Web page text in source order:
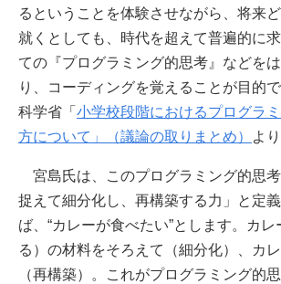
るということを体験させながら、将来
就くとしても、時代を超えて普遍的に
ての『プログラミング的思考』などを
り、コーディングを覚えることが目的
科学省「 小学校段階におけるプログラ
方について」（議論の取りまとめ）
よ
宮島氏は、このプログラミング的思
捉えて細分化し、再構築する力」と定
ば、“カレーが食べたい”とします。カレ
る）の材料をそろえて（細分化）、カ
（再構築）。これがプログラミング的